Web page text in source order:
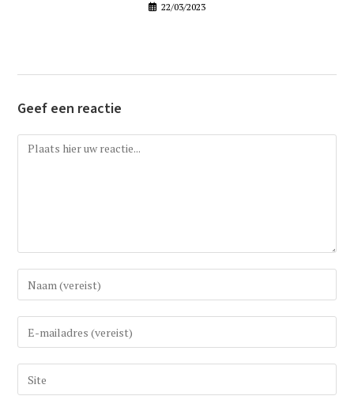
22/03/2023
Geef een reactie
Reactie
Vul
uw
(gebruikers)naam
om
Vul
uw
e-
mail
Vul
uw